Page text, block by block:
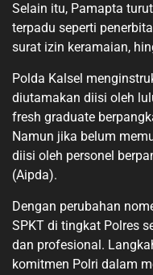
Selain itu, Pamapta
terpadu seperti
surat izin keramaian,
Polda Kalsel
diutamakan diisi oleh
fresh graduate
Namun jika belum
diisi oleh personel
(Aipda).
Dengan perubahan
SPKT di tingkat Polres
dan profesional.
komitmen Polri dalam